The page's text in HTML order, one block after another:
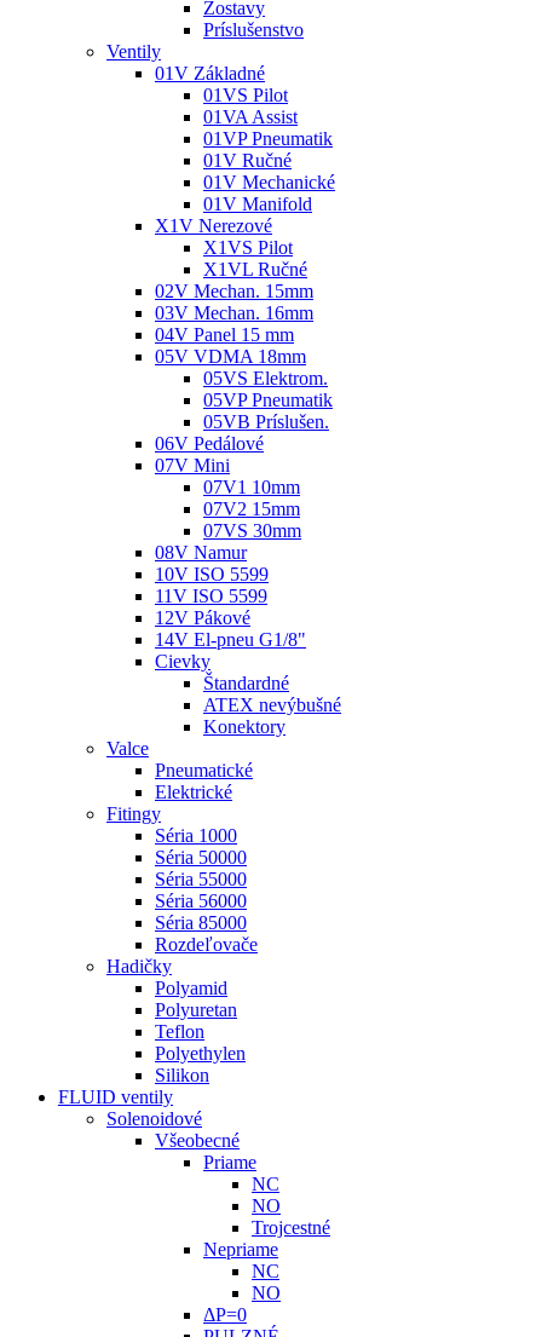
Zostavy
Príslušenstvo
Ventily
01V Základné
01VS Pilot
01VA Assist
01VP Pneumatik
01V Ručné
01V Mechanické
01V Manifold
X1V Nerezové
X1VS Pilot
X1VL Ručné
02V Mechan. 15mm
03V Mechan. 16mm
04V Panel 15 mm
05V VDMA 18mm
05VS Elektrom.
05VP Pneumatik
05VB Príslušen.
06V Pedálové
07V Mini
07V1 10mm
07V2 15mm
07VS 30mm
08V Namur
10V ISO 5599
11V ISO 5599
12V Pákové
14V El-pneu G1/8"
Cievky
Štandardné
ATEX nevýbušné
Konektory
Valce
Pneumatické
Elektrické
Fitingy
Séria 1000
Séria 50000
Séria 55000
Séria 56000
Séria 85000
Rozdeľovače
Hadičky
Polyamid
Polyuretan
Teflon
Polyethylen
Silikon
FLUID ventily
Solenoidové
Všeobecné
Priame
NC
NO
Trojcestné
Nepriame
NC
NO
ΔP=0